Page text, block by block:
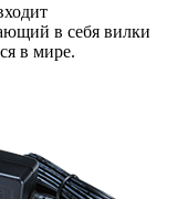
в себя вилки
в мире.